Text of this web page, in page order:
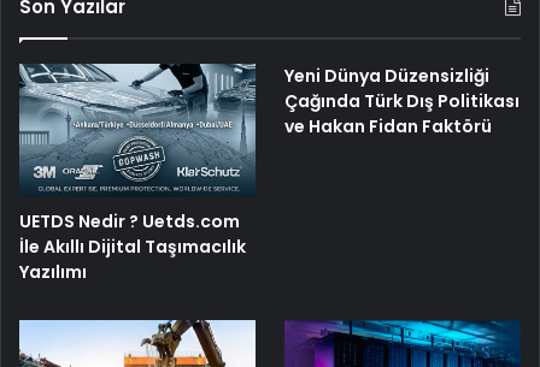
Son Yazılar
UETDS Nedir ? Uetds.com
İle Akıllı Dijital Taşımacılık
Yazılımı
Yeni Dünya Düzensizliği
Çağında Türk Dış Politikası
ve Hakan Fidan Faktörü